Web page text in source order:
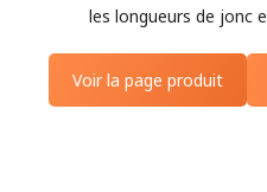
les longueurs de jonc
Voir la page produit